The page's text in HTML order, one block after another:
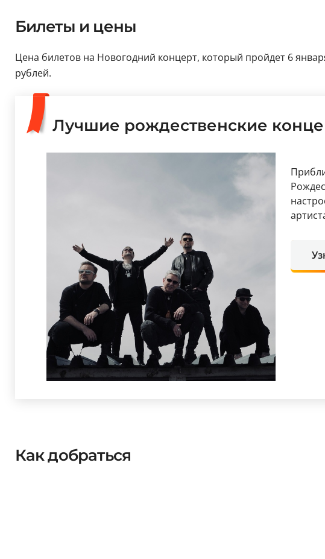
Билеты и цены
Цена билетов на Новогодний концерт, который пройдет 6
рублей.
Лучшие рождественские
Как добраться